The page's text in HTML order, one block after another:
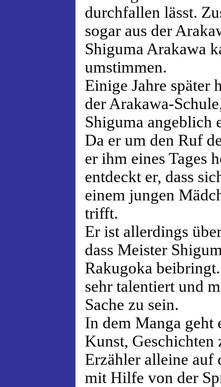
durchfallen lässt.
sogar aus der
Shiguma Arakawa
umstimmen.
Einige Jahre später
der Arakawa-
Shiguma angeblich
Da er um den Ruf
er ihm eines Tages
entdeckt er, dass
einem jungen
trifft.
Er ist allerdings
dass Meister
Rakugoka
sehr talentiert und
Sache zu sein.
In dem Manga geht
Kunst, Geschichten
Erzähler alleine auf
mit Hilfe von der